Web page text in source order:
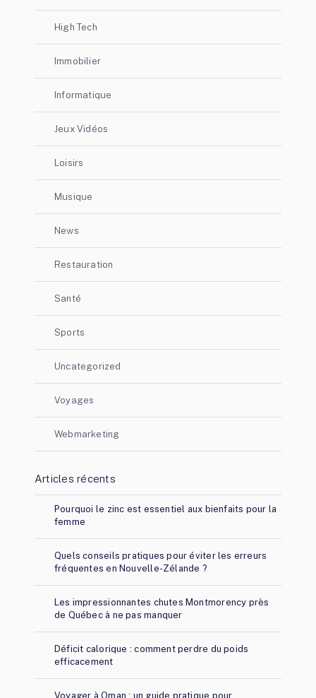
High Tech
Immobilier
Informatique
Jeux Vidéos
Loisirs
Musique
News
Restauration
Santé
Sports
Uncategorized
Voyages
Webmarketing
Articles récents
Pourquoi le zinc est essentiel aux bienfaits pour la
femme
Quels conseils pratiques pour éviter les erreurs
fréquentes en Nouvelle-Zélande ?
Les impressionnantes chutes Montmorency près
de Québec à ne pas manquer
Déficit calorique : comment perdre du poids
efficacement
Voyager à Oman : un guide pratique pour